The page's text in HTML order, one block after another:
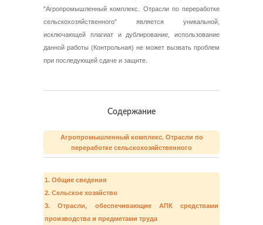
"Агропромышленный комплекс. Отрасли по переработке
сельскохозяйственного" является уникальной,
исключающей плагиат и дублирование, использование
данной работы (Контрольная) не может вызвать проблем
при последующей сдаче и защите.
Содержание
Агропромышленный комплекс. Отрасли по
переработке сельскохозяйственного
1. Общие сведения
2. Сельское хозяйство
3. Отрасли, обеспечивающие АПК средствами
производства и предметами труда